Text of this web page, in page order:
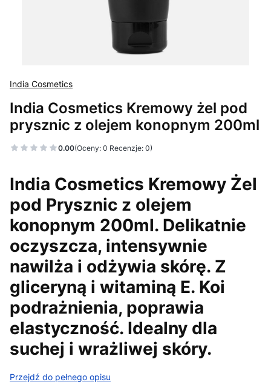
India Cosmetics
India Cosmetics Kremowy żel pod
prysznic z olejem konopnym 200ml
0.00(Oceny: 0 Recenzje: 0)
India Cosmetics Kremowy Żel
pod Prysznic z olejem
konopnym 200ml. Delikatnie
oczyszcza, intensywnie
nawilża i odżywia skórę. Z
gliceryną i witaminą E. Koi
podrażnienia, poprawia
elastyczność. Idealny dla
suchej i wrażliwej skóry.
Przejdź do pełnego opisu